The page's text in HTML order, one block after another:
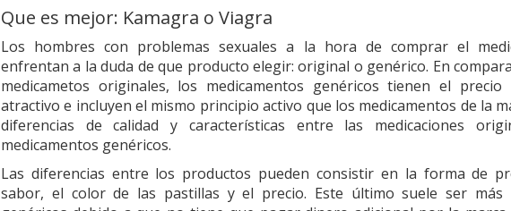
Que es mejor: Kamagra o Viagra
Los hombres con problemas sexuales a la hora de comprar el
enfrentan a la duda de que producto elegir: original o genérico. En
medicametos originales, los medicamentos genéricos tienen el precio
atractivo e incluyen el mismo principio activo que los medicamentos de la
diferencias de calidad y características entre las medicaciones
medicamentos genéricos.
Las diferencias entre los productos pueden consistir en la forma de
sabor, el color de las pastillas y el precio. Este último suele ser más